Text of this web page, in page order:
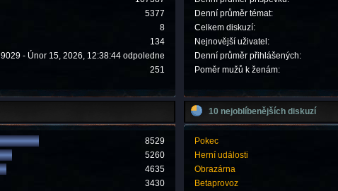
5377
8
134
9029 - Únor 15, 2026, 12:38:44 odpoledne
251
Denní průměr témat:
Celkem diskuzí:
Nejnovější uživatel:
Denní průměr přihlášených:
Poměr mužů k ženám:
8529
5260
4635
3430
10 nejoblíbenějších diskuzí
Pokec
Herní události
Obrazárna
Betaprovoz